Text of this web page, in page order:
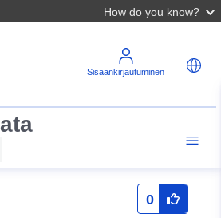
How do you know?
Sisäänkirjautuminen
0